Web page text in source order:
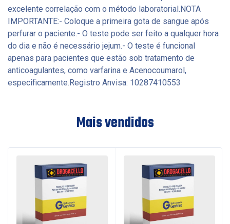
excelente correlação com o método laboratorial.NOTA
IMPORTANTE:- Coloque a primeira gota de sangue após
perfurar o paciente.- O teste pode ser feito a qualquer hora
do dia e não é necessário jejum.- O teste é funcional
apenas para pacientes que estão sob tratamento de
anticoagulantes, como varfarina e Acenocoumarol,
especificamente.Registro Anvisa: 10287410553
Mais vendidos